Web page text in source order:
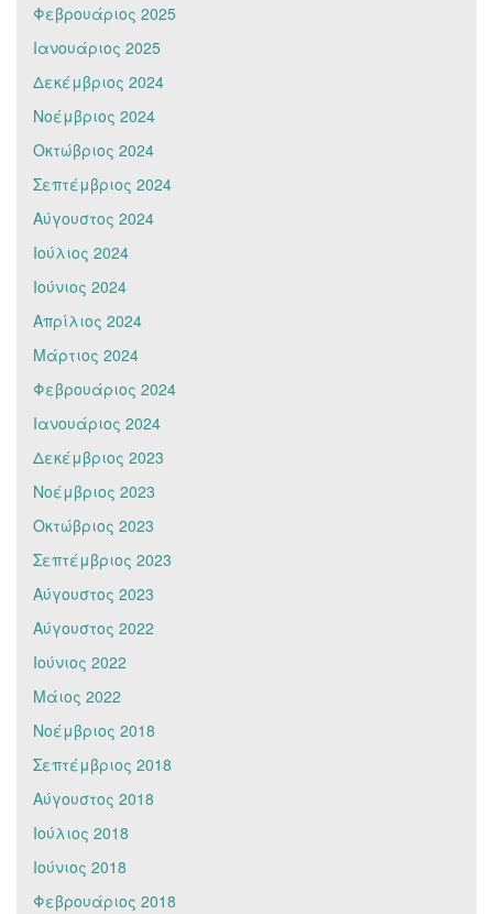
Φεβρουάριος 2025
Ιανουάριος 2025
Δεκέμβριος 2024
Νοέμβριος 2024
Οκτώβριος 2024
Σεπτέμβριος 2024
Αύγουστος 2024
Ιούλιος 2024
Ιούνιος 2024
Απρίλιος 2024
Μάρτιος 2024
Φεβρουάριος 2024
Ιανουάριος 2024
Δεκέμβριος 2023
Νοέμβριος 2023
Οκτώβριος 2023
Σεπτέμβριος 2023
Αύγουστος 2023
Αύγουστος 2022
Ιούνιος 2022
Μάιος 2022
Νοέμβριος 2018
Σεπτέμβριος 2018
Αύγουστος 2018
Ιούλιος 2018
Ιούνιος 2018
Φεβρουάριος 2018